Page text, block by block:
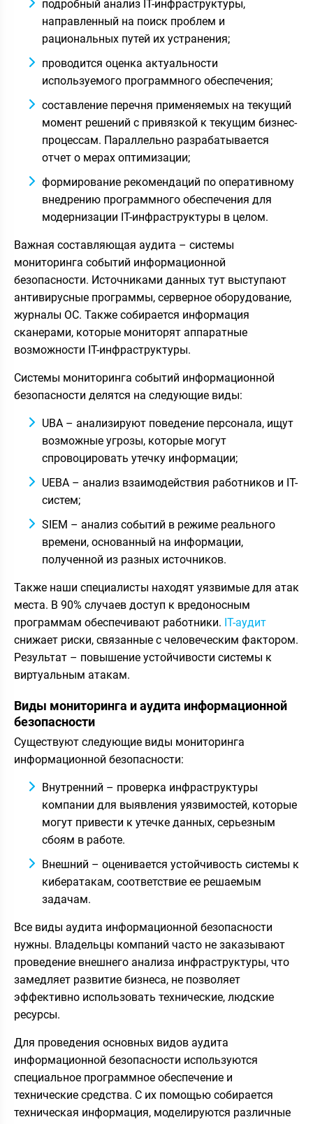
подробный анализ IT-инфраструктуры,
направленный на поиск проблем и
рациональных путей их устранения;
проводится оценка актуальности
используемого программного обеспечения;
составление перечня применяемых на текущий
момент решений с привязкой к текущим бизнес-
процессам. Параллельно разрабатывается
отчет о мерах оптимизации;
формирование рекомендаций по оперативному
внедрению программного обеспечения для
модернизации IT-инфраструктуры в целом.
Важная составляющая аудита – системы
мониторинга событий информационной
безопасности. Источниками данных тут выступают
антивирусные программы, серверное оборудование,
журналы ОС. Также собирается информация
сканерами, которые мониторят аппаратные
возможности IT-инфраструктуры.
Системы мониторинга событий информационной
безопасности делятся на следующие виды:
UBA – анализируют поведение персонала, ищут
возможные угрозы, которые могут
спровоцировать утечку информации;
UEBA – анализ взаимодействия работников и IT-
систем;
SIEM – анализ событий в режиме реального
времени, основанный на информации,
полученной из разных источников.
Также наши специалисты находят уязвимые для атак
места. В 90% случаев доступ к вредоносным
программам обеспечивают работники. IT-аудит
снижает риски, связанные с человеческим фактором.
Результат – повышение устойчивости системы к
виртуальным атакам.
Виды мониторинга и аудита информационной
безопасности
Существуют следующие виды мониторинга
информационной безопасности:
Внутренний – проверка инфраструктуры
компании для выявления уязвимостей, которые
могут привести к утечке данных, серьезным
сбоям в работе.
Внешний – оценивается устойчивость системы к
кибератакам, соответствие ее решаемым
задачам.
Все виды аудита информационной безопасности
нужны. Владельцы компаний часто не заказывают
проведение внешнего анализа инфраструктуры, что
замедляет развитие бизнеса, не позволяет
эффективно использовать технические, людские
ресурсы.
Для проведения основных видов аудита
информационной безопасности используются
специальное программное обеспечение и
технические средства. С их помощью собирается
техническая информация, моделируются различные